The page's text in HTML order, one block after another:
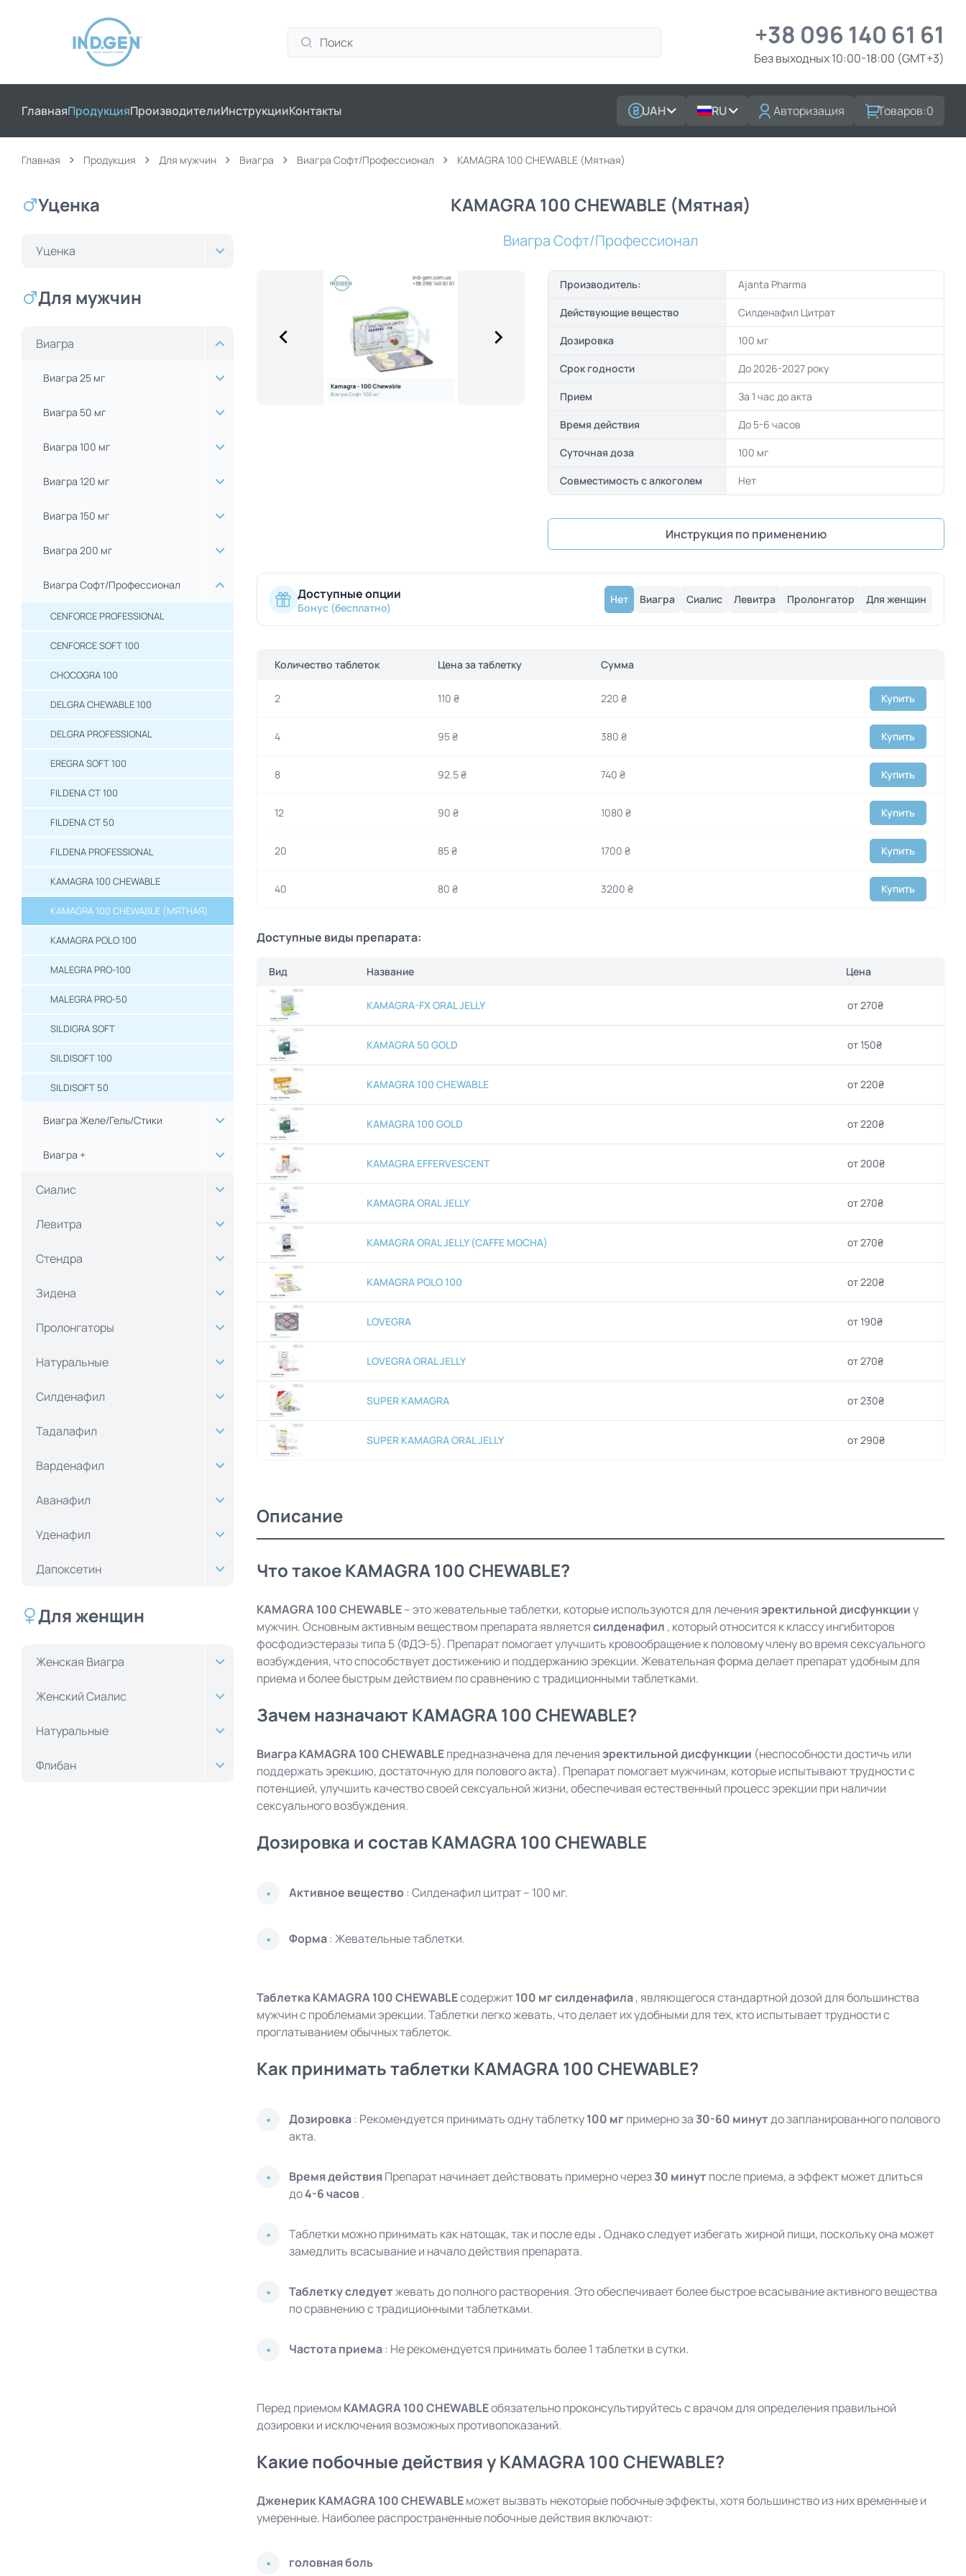
+38 096 140 61 61
Без выходных 10:00-18:00 (GMT+3)
ГлавнаяПродукцияПроизводителиИнструкцииКонтакты UAH RU Авторизация Товаров:0
Главная Продукция Для мужчин Виагра Виагра Софт/Профессионал KAMAGRA 100 CHEWABLE (Мятная)
Уценка
Уценка
Для мужчин
Виагра
Виагра 25 мг
Виагра 50 мг
Виагра 100 мг
Виагра 120 мг
Виагра 150 мг
Виагра 200 мг
Виагра Софт/Профессионал
CENFORCE PROFESSIONAL
CENFORCE SOFT 100
CHOCOGRA 100
DELGRA CHEWABLE 100
DELGRA PROFESSIONAL
EREGRA SOFT 100
FILDENA CT 100
FILDENA CT 50
FILDENA PROFESSIONAL
KAMAGRA 100 CHEWABLE
KAMAGRA 100 CHEWABLE (МЯТНАЯ)
KAMAGRA POLO 100
MALEGRA PRO-100
MALEGRA PRO-50
SILDIGRA SOFT
SILDISOFT 100
SILDISOFT 50
Виагра Желе/Гель/Стики
Виагра +
Сиалис
Левитра
Стендра
Зидена
Пролонгаторы
Натуральные
Силденафил
Тадалафил
Варденафил
Аванафил
Уденафил
Дапоксетин
Для женщин
Женская Виагра
Женский Сиалис
Натуральные
Флибан
KAMAGRA 100 CHEWABLE (Мятная)
Виагра Софт/Профессионал
Производитель: Ajanta Pharma
Действующие вещество Силденафил Цитрат
Дозировка 100 мг
Срок годности До 2026-2027 року
Прием За 1 час до акта
Время действия До 5-6 часов
Суточная доза 100 мг
Совместимость с алкоголем Нет
Инструкция по применению
Доступные опции
Бонус (бесплатно)
Нет Виагра Сиалис Левитра Пролонгатор Для женщин
Количество таблеток Цена за таблетку Сумма
2 110 ₴ 220 ₴ Купить
4 95 ₴ 380 ₴ Купить
8 92.5 ₴ 740 ₴ Купить
12 90 ₴ 1080 ₴ Купить
20 85 ₴ 1700 ₴ Купить
40 80 ₴ 3200 ₴ Купить
Доступные виды препарата:
Вид Название Цена
KAMAGRA-FX ORAL JELLY от 270₴
KAMAGRA 50 GOLD от 150₴
KAMAGRA 100 CHEWABLE от 220₴
KAMAGRA 100 GOLD от 220₴
KAMAGRA EFFERVESCENT от 200₴
KAMAGRA ORAL JELLY от 270₴
KAMAGRA ORAL JELLY (CAFFE MOCHA) от 270₴
KAMAGRA POLO 100 от 220₴
LOVEGRA от 190₴
LOVEGRA ORAL JELLY от 270₴
SUPER KAMAGRA от 230₴
SUPER KAMAGRA ORAL JELLY от 290₴
Описание
Что такое KAMAGRA 100 CHEWABLE?
KAMAGRA 100 CHEWABLE– это жевательные таблетки, которые используются для леченияэректильной дисфункцииу
мужчин. Основным активным веществом препарата являетсясилденафил , который относится к классу ингибиторов
фосфодиэстеразы типа 5 (ФДЭ-5). Препарат помогает улучшить кровообращение к половому члену во время сексуального
возбуждения, что способствует достижению и поддержанию эрекции. Жевательная форма делает препарат удобным для
приема и более быстрым действием по сравнению с традиционными таблетками.
Зачем назначают KAMAGRA 100 CHEWABLE?
Виагра KAMAGRA 100 CHEWABLEпредназначена для леченияэректильной дисфункции (неспособности достичь или
поддержать эрекцию, достаточную для полового акта). Препарат помогает мужчинам, которые испытывают трудности с
потенцией, улучшить качество своей сексуальной жизни, обеспечивая естественный процесс эрекции при наличии
сексуального возбуждения.
Дозировка и состав KAMAGRA 100 CHEWABLE
Активное вещество: Силденафил цитрат – 100 мг.
Форма: Жевательные таблетки.
Таблетка KAMAGRA 100 CHEWABLEсодержит100 мг силденафила, являющегося стандартной дозой для большинства
мужчин с проблемами эрекции. Таблетки легко жевать, что делает их удобными для тех, кто испытывает трудности с
проглатыванием обычных таблеток.
Как принимать таблетки KAMAGRA 100 CHEWABLE?
Дозировка: Рекомендуется принимать одну таблетку100 мгпримерно за 30-60 минутдо запланированного полового
акта.
Время действияПрепарат начинает действовать примерно через30 минут после приема, а эффект может длиться
до4-6 часов.
Таблетки можно принимать как натощак, так и после еды .Однако следует избегать жирной пищи, поскольку она может
замедлить всасывание и начало действия препарата.
Таблетку следуетжевать до полного растворения. Это обеспечивает более быстрое всасывание активного вещества
по сравнению с традиционными таблетками.
Частота приема: Не рекомендуется принимать более 1 таблетки в сутки.
Перед приемом KAMAGRA 100 CHEWABLEобязательно проконсультируйтесь с врачом для определения правильной
дозировки и исключения возможных противопоказаний.
Какие побочные действия у KAMAGRA 100 CHEWABLE?
Дженерик KAMAGRA 100 CHEWABLEможет вызвать некоторые побочные эффекты, хотя большинство из них временные и
умеренные. Наиболее распространенные побочные действия включают:
головная боль